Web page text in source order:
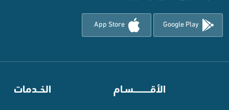
Google Play
App Store
الأقـــــــــــسـام الخــدمات